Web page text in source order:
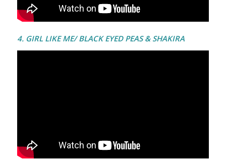
4. GIRL LIKE ME/ BLACK EYED PEAS & SHAKIRA